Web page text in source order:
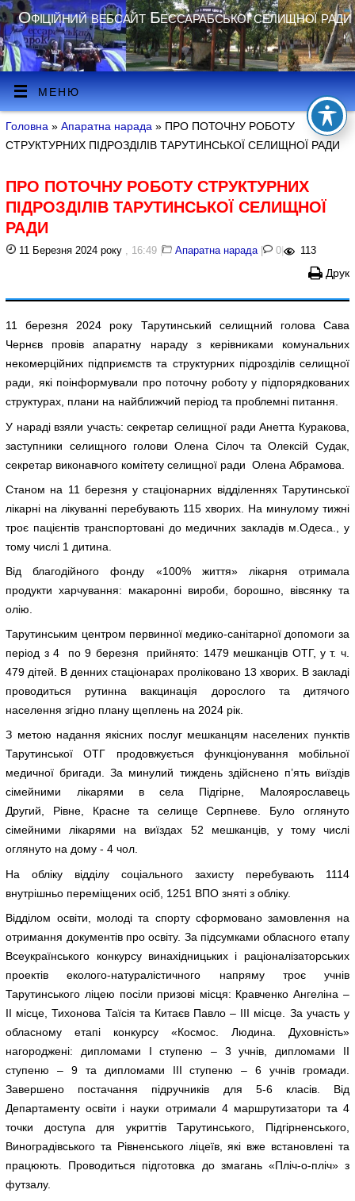
Офіційний вебсайт Бессарабської селищної ради
МЕНЮ
Головна »Апаратна нарада » ПРО ПОТОЧНУ РОБОТУ
СТРУКТУРНИХ ПІДРОЗДІЛІВ ТАРУТИНСЬКОЇ СЕЛИЩНОЇ РАДИ
ПРО ПОТОЧНУ РОБОТУ СТРУКТУРНИХ
ПІДРОЗДІЛІВ ТАРУТИНСЬКОЇ СЕЛИЩНОЇ
РАДИ
11 Березня 2024 року , 16:49 | Апаратна нарада| 0 | 113
Друк
11 березня 2024 року Тарутинський селищний голова Сава
Чернєв провів апаратну нараду з керівниками комунальних
некомерційних підприємств та структурних підрозділів селищної
ради, які поінформували про поточну роботу у підпорядкованих
структурах, плани на найближчий період та проблемні питання.
У нараді взяли участь: секретар селищної ради Анетта Куракова,
заступники селищного голови Олена Сілоч та Олексій Судак,
секретар виконавчого комітету селищної ради Олена Абрамова.
Станом на 11 березня у стаціонарних відділеннях Тарутинської
лікарні на лікуванні перебувають 115 хворих. На минулому тижні
троє пацієнтів транспортовані до медичних закладів м.Одеса., у
тому числі 1 дитина.
Від благодійного фонду «100% життя» лікарня отримала
продукти харчування: макаронні вироби, борошно, вівсянку та
олію.
Тарутинським центром первинної медико-санітарної допомоги за
період з 4 по 9 березня прийнято: 1479 мешканців ОТГ, у т. ч.
479 дітей. В денних стаціонарах проліковано 13 хворих. В закладі
проводиться рутинна вакцинація дорослого та дитячого
населення згідно плану щеплень на 2024 рік.
З метою надання якісних послуг мешканцям населених пунктів
Тарутинської ОТГ продовжується функціонування мобільної
медичної бригади. За минулий тиждень здійснено п’ять виїздів
сімейними лікарями в села Підгірне, Малоярославець
Другий, Рівне, Красне та селище Серпневе. Було оглянуто
сімейними лікарями на виїздах 52 мешканців, у тому числі
оглянуто на дому - 4 чол.
На обліку відділу соціального захисту перебувають 1114
внутрішньо переміщених осіб, 1251 ВПО зняті з обліку.
Відділом освіти, молоді та спорту сформовано замовлення на
отримання документів про освіту. За підсумками обласного етапу
Всеукраїнського конкурсу винахідницьких і раціоналізаторських
проектів еколого-натуралістичного напряму троє учнів
Тарутинського ліцею посіли призові місця: Кравченко Ангеліна –
ІІ місце, Тихонова Таїсія та Китаєв Павло – ІІІ місце. За участь у
обласному етапі конкурсу «Космос. Людина. Духовність»
нагороджені: дипломами І ступеню – 3 учнів, дипломами ІІ
ступеню – 9 та дипломами ІІІ ступеню – 6 учнів громади.
Завершено постачання підручників для 5-6 класів. Від
Департаменту освіти і науки отримали 4 маршрутизатори та 4
точки доступа для укриттів Тарутинського, Підгірненського,
Виноградівського та Рівненського ліцеїв, які вже встановлені та
працюють. Проводиться підготовка до змагань «Пліч-о-пліч» з
футзалу.